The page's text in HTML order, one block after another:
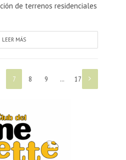
de terrenos residenciales
LEER MÁS
7 8 9 … 17